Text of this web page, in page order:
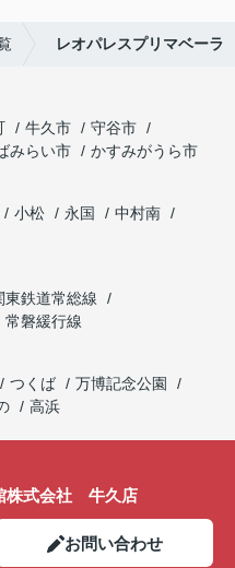
レオパレスプリマベーラ
牛久市
守谷市
みらい市
かすみがうら市
小松 永国
中村南
東鉄道常総線
常磐緩行線
つくば
万博記念公園
高浜
株式会社 牛久店
お問い合わせ